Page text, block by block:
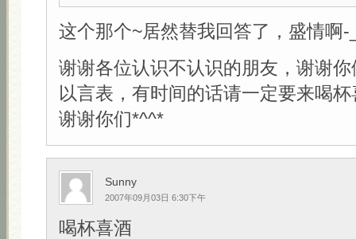
这个那个~居然替我回答了，盛情啊-
谢谢各位认识不认识的朋友，谢谢
以言表，有时间的话请一定要来喝
谢谢你们*^^*
Sunny
2007年09月03日 6:30下午
喝杯喜酒